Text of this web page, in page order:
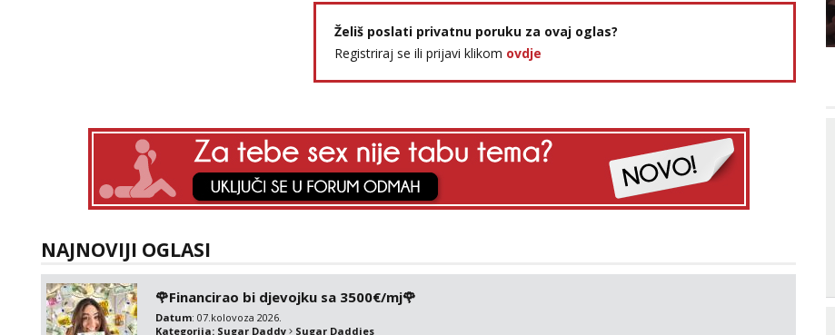
Želiš poslati privatnu poruku za ovaj oglas?
Registriraj se ili prijavi klikom ovdje
NAJNOVIJI OGLASI
🌹Financirao bi djevojku sa 3500€/mj🌹
Datum: 07.kolovoza 2026.
Kategorija: Sugar Daddy Sugar Daddies